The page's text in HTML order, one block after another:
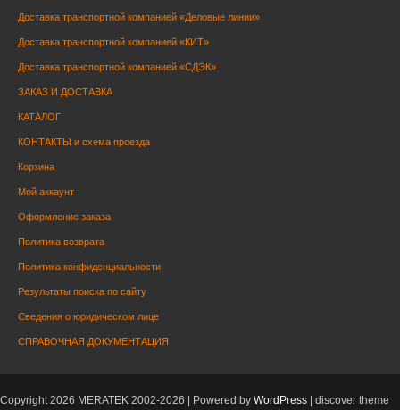
Доставка транспортной компанией «Деловые линии»
Доставка транспортной компанией «КИТ»
Доставка транспортной компанией «СДЭК»
ЗАКАЗ И ДОСТАВКА
КАТАЛОГ
КОНТАКТЫ и схема проезда
Корзина
Мой аккаунт
Оформление заказа
Политика возврата
Политика конфиденциальности
Результаты поиска по сайту
Сведения о юридическом лице
СПРАВОЧНАЯ ДОКУМЕНТАЦИЯ
Copyright 2026 MERATEK 2002-2026 | Powered by WordPress | discover theme